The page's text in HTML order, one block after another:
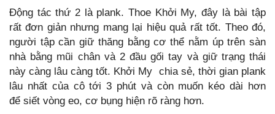
Động tác thứ 2 là plank. Thoe Khởi My, đây là bài tập
rất đơn giản nhưng mang lại hiệu quả rất tốt. Theo đó,
người tập cần giữ thăng bằng cơ thể nằm úp trên sàn
nhà bằng mũi chân và 2 đầu gối tay và giữ trạng thái
này càng lâu càng tốt. Khởi My chia sẻ, thời gian plank
lâu nhất của cô tới 3 phút và còn muốn kéo dài hơn
để siết vòng eo, cơ bụng hiện rõ ràng hơn.